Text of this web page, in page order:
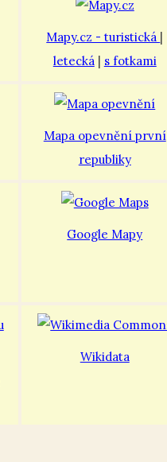
Mapy.cz - turistická |
letecká| s fotkami
Mapa opevnění první
republiky
Google Mapy
Wikidata